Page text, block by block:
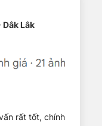
Lắk
rất tốt, chính